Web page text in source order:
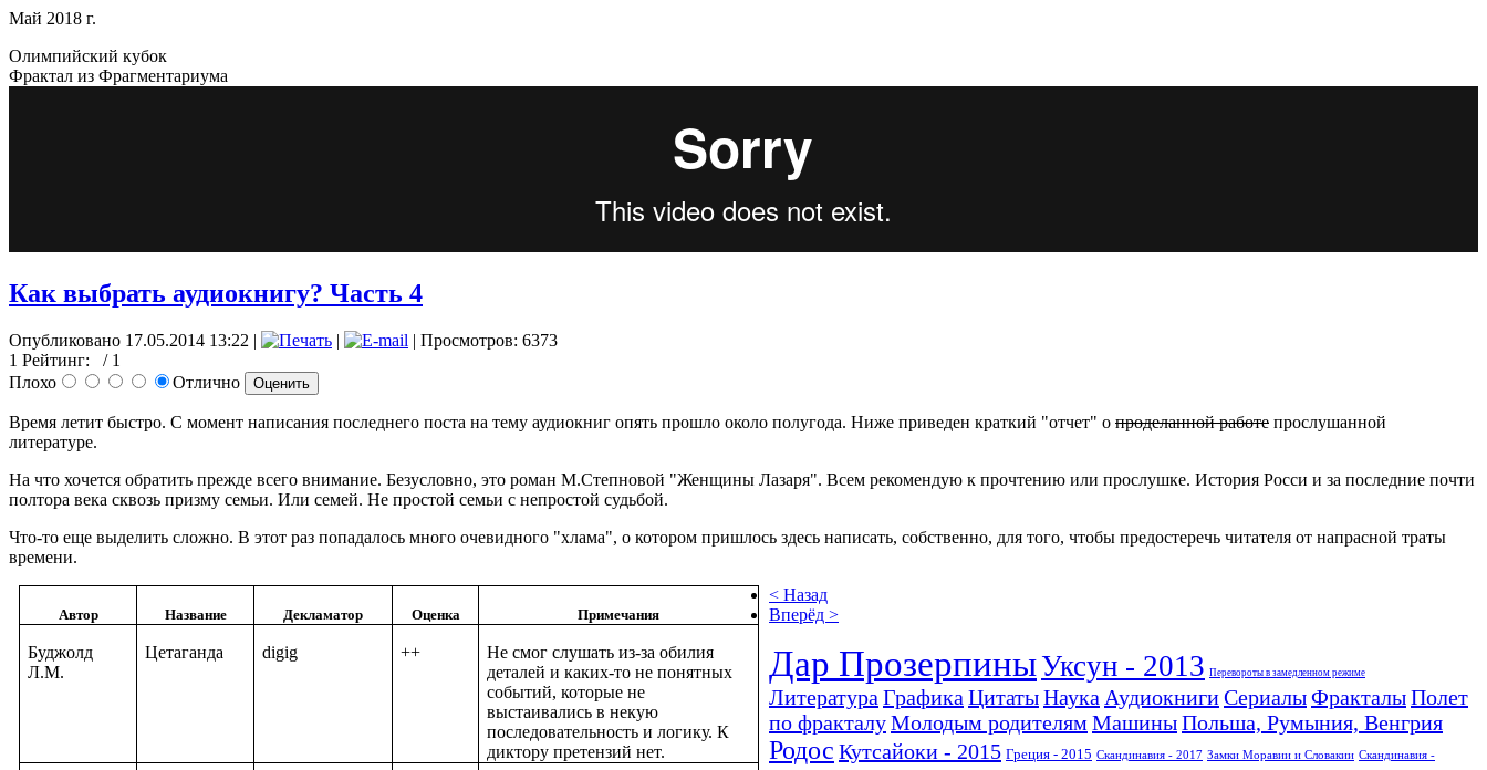
Май 2018 г.
Олимпийский кубок
Фрактал из Фрагментариума
Как выбрать аудиокнигу? Часть 4
Опубликовано 17.05.2014 13:22 | |
| Просмотров: 6373
1 Рейтинг:
/ 1
Плохо
Отлично
Время летит быстро. С момент написания последнего поста на тему аудиокниг опять прошло около полугода. Ниже приведен краткий "отчет" о проделанной работе прослушанной
литературе.
На что хочется обратить прежде всего внимание. Безусловно, это роман М.Степновой "Женщины Лазаря". Всем рекомендую к прочтению или прослушке. История Росси и за последние почти
полтора века сквозь призму семьи. Или семей. Не простой семьи с непростой судьбой.
Что-то еще выделить сложно. В этот раз попадалось много очевидного "хлама", о котором пришлось здесь написать, собственно, для того, чтобы предостеречь читателя от напрасной траты
времени.
Автор Название Декламатор Оценка Примечания
Буджолд
Л.М.
Цетаганда digig ++
Не смог слушать из-за обилия
деталей и каких-то не понятных
событий, которые не
выстаивались в некую
последовательность и логику. К
диктору претензий нет.
< Назад
Вперёд >
Дар ПрозерпиныУксун - 2013 Перевороты в замедленном режиме
Литература Графика ЦитатыНаука АудиокнигиСериалыФракталыПолет
по фракталуМолодым родителям МашиныПольша, Румыния, Венгрия
Родос Кутсайоки - 2015 Греция - 2015 Скандинавия - 2017 Замки Моравии и Словакии Скандинавия -